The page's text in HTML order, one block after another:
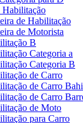
Habilitação
de Habilitação
de Motorista
B
Categoria a
Categoria B
de Carro
de Carro
de Carro
de Moto
para Carro